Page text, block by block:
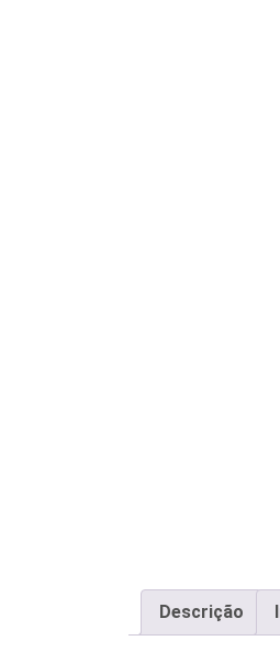
Descrição